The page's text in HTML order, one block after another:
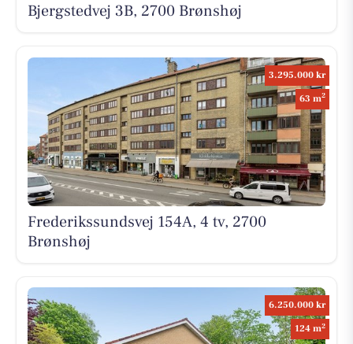
Bjergstedvej 3B, 2700 Brønshøj
3.295.000 kr
63 m2
Frederikssundsvej 154A, 4 tv, 2700
Brønshøj
6.250.000 kr
124 m2